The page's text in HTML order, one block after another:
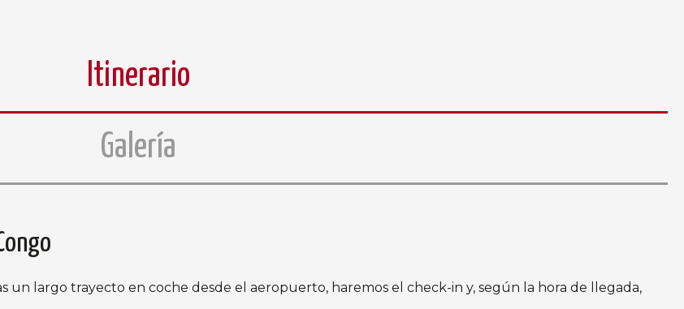
Itinerario
Galería
un largo trayecto en coche desde el aeropuerto, haremos el check-in y, según la hora de llegada,